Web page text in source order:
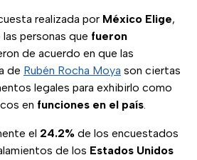
realizada por México Elige,
las personas que fueron
de acuerdo en que las
de Rubén Rocha Moya son ciertas
legales para exhibirlo como
en funciones en el país.
el 24.2% de los encuestados
de los Estados Unidos